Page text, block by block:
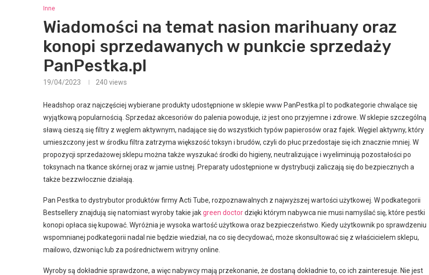
Inne
Wiadomości na temat nasion marihuany oraz
konopi sprzedawanych w punkcie sprzedaży
PanPestka.pl
19/04/2023 240 views
Headshop oraz najczęściej wybierane produkty udostępnione w sklepie www PanPestka.pl to podkategorie chwalące się
wyjątkową popularnością. Sprzedaż akcesoriów do palenia powoduje, iż jest ono przyjemne i zdrowe. W sklepie szczególną
sławą cieszą się filtry z węglem aktywnym, nadające się do wszystkich typów papierosów oraz fajek. Węgiel aktywny, który
umieszczony jest w środku filtra zatrzyma większość toksyn i brudów, czyli do płuc przedostaje się ich znacznie mniej. W
propozycji sprzedażowej sklepu można także wyszukać środki do higieny, neutralizujące i wyeliminują pozostałości po
toksynach na tkance skórnej oraz w jamie ustnej. Preparaty udostępnione w dystrybucji zaliczają się do bezpiecznych a
także bezzwłocznie działają.
Pan Pestka to dystrybutor produktów firmy Acti Tube, rozpoznawalnych z najwyższej wartości użytkowej. W podkategorii
Bestsellery znajdują się natomiast wyroby takie jakgreen doctordzięki którym nabywca nie musi namyślać się, które pestki
konopi opłaca się kupować. Wyróżnia je wysoka wartość użytkowa oraz bezpieczeństwo. Kiedy użytkownik po sprawdzeniu
wspomnianej podkategorii nadal nie będzie wiedział, na co się decydować, może skonsultować się z właścicielem sklepu,
mailowo, dzwoniąc lub za pośrednictwem witryny online.
Wyroby są dokładnie sprawdzone, a więc nabywcy mają przekonanie, że dostaną dokładnie to, co ich zainteresuje. Nie jest